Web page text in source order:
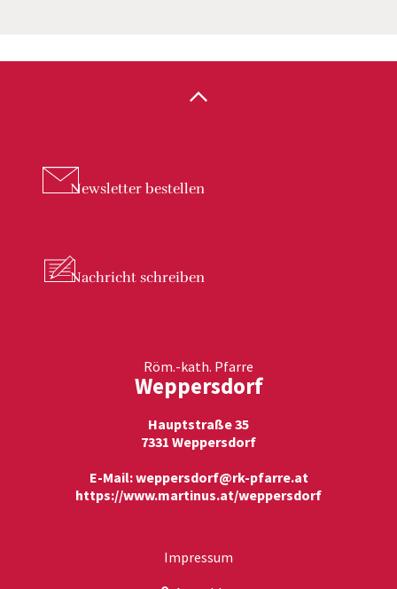
Newsletter bestellen
Nachricht schreiben
Röm.-kath. Pfarre
Weppersdorf
Hauptstraße 35
7331 Weppersdorf
E-Mail:weppersdorf@rk-pfarre.at
https://www.martinus.at/weppersdorf
Impressum